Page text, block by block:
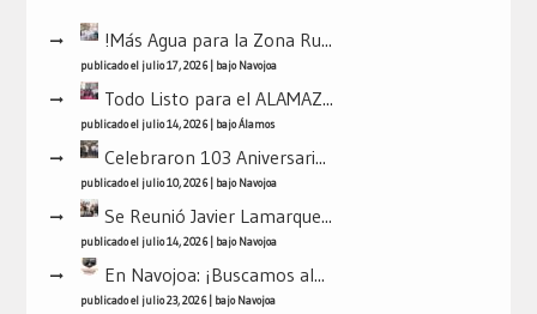
!Más Agua para la Zona Ru...
publicado el julio 17, 2026| bajoNavojoa
Todo Listo para el ALAMAZ...
publicado el julio 14, 2026| bajoÁlamos
Celebraron 103 Aniversari...
publicado el julio 10, 2026| bajoNavojoa
Se Reunió Javier Lamarque...
publicado el julio 14, 2026| bajoNavojoa
En Navojoa: ¡Buscamos al...
publicado el julio 23, 2026| bajoNavojoa